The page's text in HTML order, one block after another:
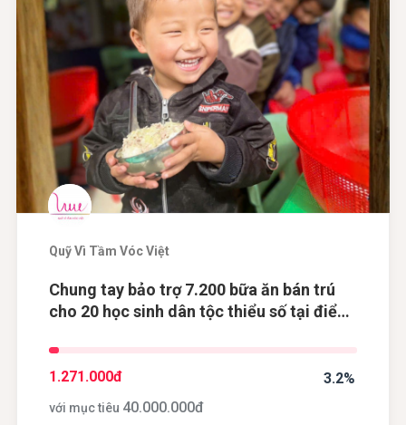
Quỹ Vì Tầm Vóc Việt
Chung tay bảo trợ 7.200 bữa ăn bán trú
cho 20 học sinh dân tộc thiểu số tại điểm
3.2%
1.271.000đ
với mục tiêu 40.000.000đ